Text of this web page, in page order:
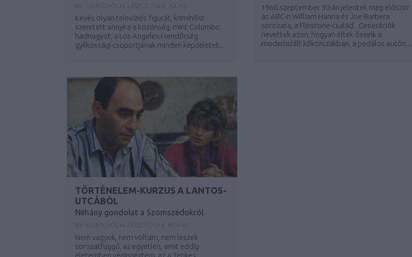
Kevés olyan televíziós figurát, krimihőst
szeretett annyira a közönség, mint Columbo
hadnagyot, a Los Angeles-i rendőrség
gyilkossági csoportjának minden képzeletet...
1960.szeptember 30-án jelentek meg először
az ABC-n William Hanna és Joe Barbera
sorozata, a Flinstone-család. Generációk
nevettek azon, hogyan éltek őseink a
modernizált kőkorszakban, a pedálos autón...
TÖRTÉNELEM-KURZUS A LANTOS-
UTCÁBÓL
Néhány gondolat a Szomszédokról
Nem vagyok, nem voltam, nem leszek
sorozatfüggő, az egyetlen, amit eddig
életemben végignéztem, az a Tenkes...